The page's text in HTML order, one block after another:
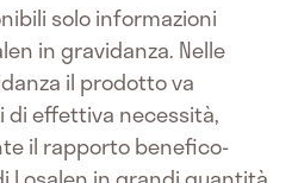
solo informazioni
in gravidanza. Nelle
il prodotto va
effettiva necessità,
il rapporto benefico-